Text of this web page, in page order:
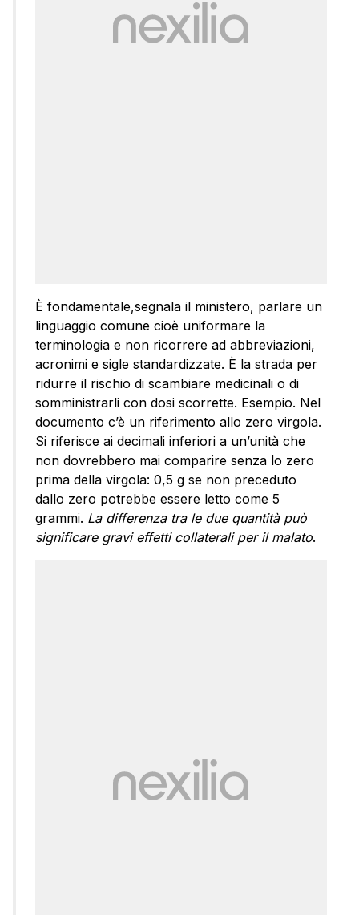
È fondamentale,segnala il ministero, parlare un
linguaggio comune cioè uniformare la
terminologia e non ricorrere ad abbreviazioni,
acronimi e sigle standardizzate. È la strada per
ridurre il rischio di scambiare medicinali o di
somministrarli con dosi scorrette. Esempio. Nel
documento c’è un riferimento allo zero virgola.
Si riferisce ai decimali inferiori a un’unità che
non dovrebbero mai comparire senza lo zero
prima della virgola: 0,5 g se non preceduto
dallo zero potrebbe essere letto come 5
grammi. La differenza tra le due quantità può
significare gravi effetti collaterali per il malato.